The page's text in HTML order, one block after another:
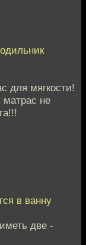
для мягкости!
не
в ванну
две -